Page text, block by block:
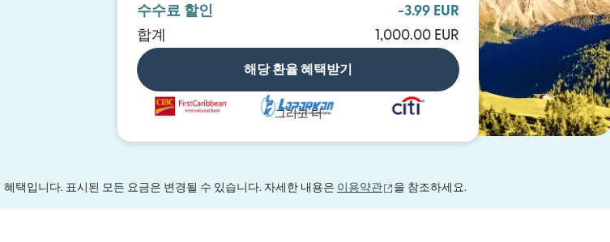
수수료 할인
-3.99 EUR
합계
1,000.00 EUR
해당 환율 혜택받기
그리고 더
택입니다. 표시된 모든 요금은 변경될 수 있습니다. 자세한 내용은 이용약관 (새 창에서 열림)
을 참조하세요.